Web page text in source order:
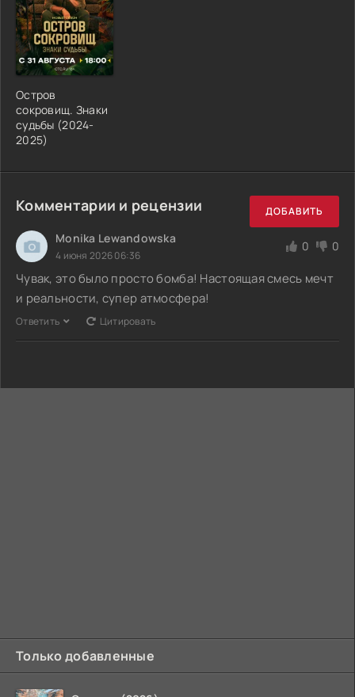
Остров
сокровищ. Знаки
судьбы (2024-
2025)
Комментарии и рецензии ДОБАВИТЬ
Monika Lewandowska
4 июня 2026 06:36
0 0
Чувак, это было просто бомба! Настоящая смесь мечт
и реальности, супер атмосфера!
Ответить Цитировать
Только добавленные